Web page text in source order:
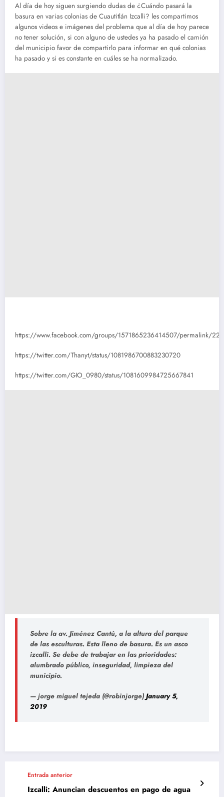
Al día de hoy siguen surgiendo dudas de ¿Cuándo pasará la
basura en varias colonias de Cuautitlán Izcalli? les compartimos
algunos videos e imágenes del problema que al día de hoy parece
no tener solución, si con alguno de ustedes ya ha pasado el camión
del municipio favor de compartirlo para informar en qué colonias
ha pasado y si es constante en cuáles se ha normalizado.
https://www.facebook.com/groups/1571865236414507/permalink/
https://twitter.com/Thanyt/status/1081986700883230720
https://twitter.com/GIO_0980/status/1081609984725667841
Sobre la av. Jiménez Cantú, a la altura del parque
de las esculturas. Esta lleno de basura. Es un asco
izcalli. Se debe de trabajar en las prioridades:
alumbrado público, inseguridad, limpieza del
municipio.
— jorge miguel tejeda (@robinjorge) January 5,
2019
Entrada anterior
Izcalli: Anuncian descuentos en pago de agua